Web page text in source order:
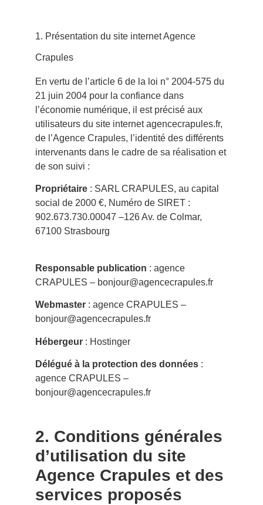
1. Présentation du site internet Agence
Crapules
En vertu de l’article 6 de la loi n° 2004-575 du
21 juin 2004 pour la confiance dans
l’économie numérique, il est précisé aux
utilisateurs du site internet agencecrapules.fr,
de l’Agence Crapules, l’identité des différents
intervenants dans le cadre de sa réalisation et
de son suivi :
Propriétaire: SARL CRAPULES, au capital
social de 2000 €, Numéro de SIRET :
902.673.730.00047 –126 Av. de Colmar,
67100 Strasbourg
Responsable publication : agence
CRAPULES – bonjour@agencecrapules.fr
Webmaster: agence CRAPULES –
bonjour@agencecrapules.fr
Hébergeur: Hostinger
Délégué à la protection des données:
agence CRAPULES –
bonjour@agencecrapules.fr
2. Conditions générales
d’utilisation du site
Agence Crapules et des
services proposés